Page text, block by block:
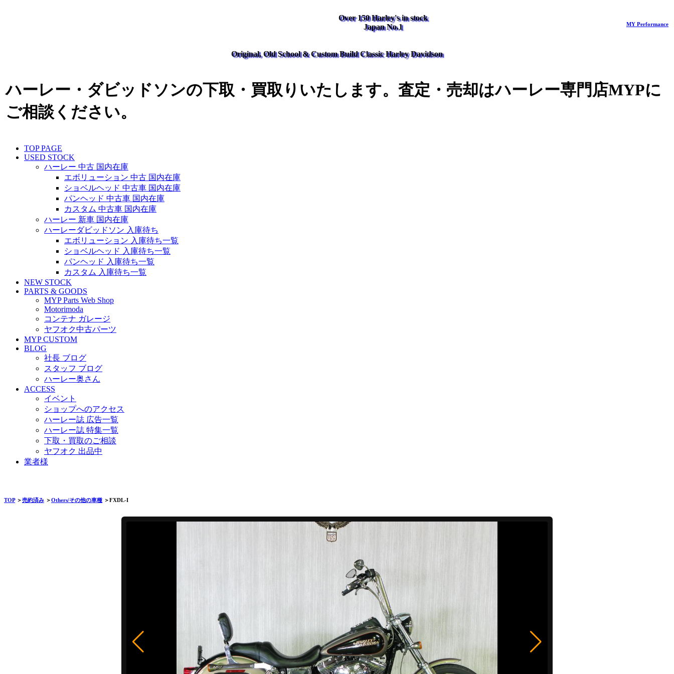
Over 150 Harley's in stock
Japan No.1
MY Performance
Original, Old School & Custom Build Classic Harley Davidson
ハーレー・ダビッドソンの下取・買取りいたします。査定・売却はハーレー専門店MYPに
ご相談ください。
TOP PAGE
USED STOCK
ハーレー 中古 国内在庫
エボリューション 中古 国内在庫
ショベルヘッド 中古車 国内在庫
パンヘッド 中古車 国内在庫
カスタム 中古車 国内在庫
ハーレー 新車 国内在庫
ハーレーダビッドソン 入庫待ち
エボリューション 入庫待ち一覧
ショベルヘッド 入庫待ち一覧
パンヘッド 入庫待ち一覧
カスタム 入庫待ち一覧
NEW STOCK
PARTS & GOODS
MYP Parts Web Shop
Motorimoda
コンテナ ガレージ
ヤフオク中古パーツ
MYP CUSTOM
BLOG
社長 ブログ
スタッフ ブログ
ハーレー奥さん
ACCESS
イベント
ショップへのアクセス
ハーレー誌 広告一覧
ハーレー誌 特集一覧
下取・買取のご相談
ヤフオク 出品中
業者様
TOP＞売約済み ＞Others/その他の車種 ＞FXDL-I